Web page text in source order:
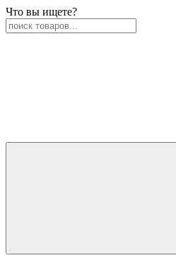
Что вы ищете?